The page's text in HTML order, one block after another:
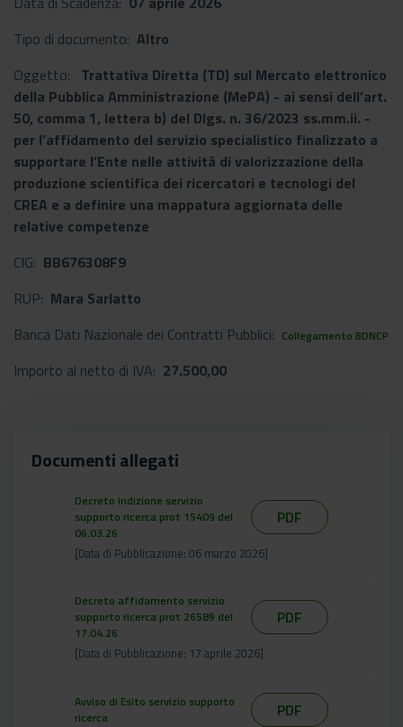
Tipo di documento: Altro
Oggetto: Trattativa Diretta (TD) sul Mercato elettronico
della Pubblica Amministrazione (MePA) - ai sensi dell’art.
50, comma 1, lettera b) del Dlgs. n. 36/2023 ss.mm.ii. -
per l’affidamento del servizio specialistico finalizzato a
supportare l’Ente nelle attività di valorizzazione della
produzione scientifica dei ricercatori e tecnologi del
CREA e a definire una mappatura aggiornata delle
relative competenze
CIG: BB676308F9
RUP: Mara Sarlatto
Banca Dati Nazionale dei Contratti Pubblici: Collegamento BDNCP
Importo al netto di IVA: 27.500,00
Documenti allegati
Decreto indizione servizio
supporto ricerca prot 15409 del
06.03.26
PDF
[Data di Pubblicazione: 06 marzo 2026]
Decreto affidamento servizio
supporto ricerca prot 26589 del
17.04.26
PDF
[Data di Pubblicazione: 17 aprile 2026]
Avviso di Esito servizio supporto
ricerca
PDF